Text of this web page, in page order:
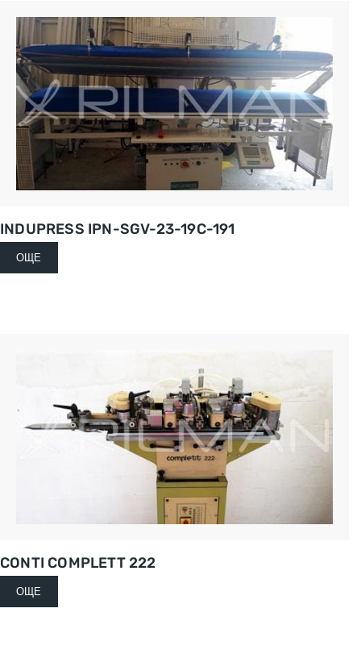
INDUPRESS IPN-SGV-23-19C-191
ОЩЕ
CONTI COMPLETT 222
ОЩЕ